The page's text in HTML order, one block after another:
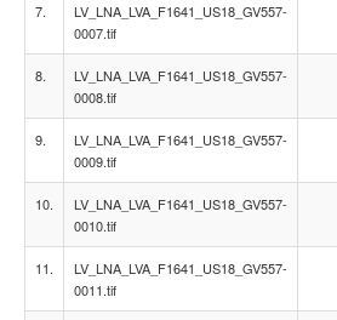
7.
LV_LNA_LVA_F1641_US18_GV557-
0007.tif
8.
LV_LNA_LVA_F1641_US18_GV557-
0008.tif
9.
LV_LNA_LVA_F1641_US18_GV557-
0009.tif
10.
LV_LNA_LVA_F1641_US18_GV557-
0010.tif
11.
LV_LNA_LVA_F1641_US18_GV557-
0011.tif